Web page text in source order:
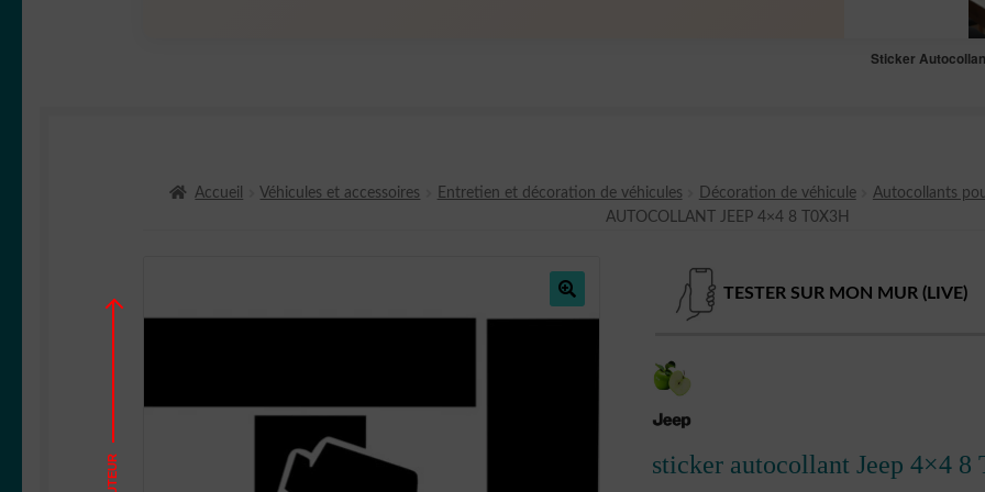
Sticker
Accueil Véhicules et accessoires Entretien et décoration de véhicules Décoration de véhicule Autocollants
AUTOCOLLANT JEEP 4×4 8 T0X3H
🔍
TESTER SUR MON MUR (LIVE)
sticker autocollant Jeep 4×4 8